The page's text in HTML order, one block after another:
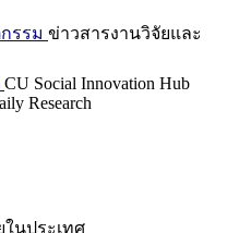
รรม ข่าวสารงานวิจัยและ
CU Social Innovation Hub
Research
นประเทศ